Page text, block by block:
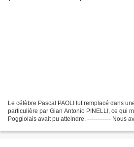
Le célèbre Pascal PAOLI fut remplacé dans
particulière par Gian Antonio PINELLI, ce qui
Poggiolais avait pu atteindre. ------------ Nous